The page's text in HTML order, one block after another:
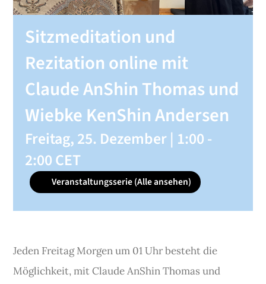
KONTAKT
Sitzmeditation und
Rezitation online mit
Claude AnShin Thomas und
Wiebke KenShin Andersen
Freitag, 25. Dezember | 1:00-
2:00CET
Veranstaltungsserie(Alle ansehen)
Jeden Freitag Morgen um 01 Uhr besteht die
Möglichkeit, mit Claude AnShin Thomas und